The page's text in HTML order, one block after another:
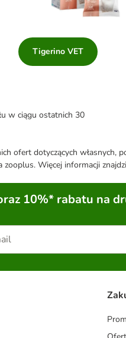
Tigerino VET
w ciągu ostatnich 30
ofert dotyczących
Więcej informacji
10%* rabatu na